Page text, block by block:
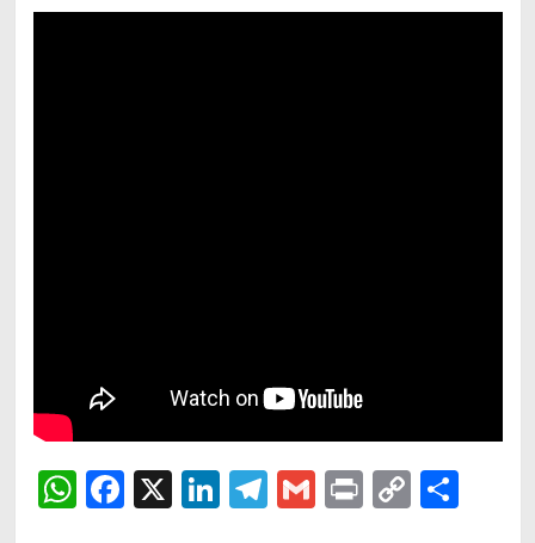
WhatsApp
Facebook
X LinkedIn
Telegram
Gmail
Print
Copy